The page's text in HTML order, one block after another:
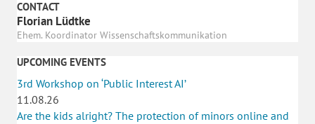
CONTACT
Florian Lüdtke
Ehem. Koordinator Wissenschaftskommunikation
UPCOMING EVENTS
3rd Workshop on ‘Public Interest AI’
11.08.26
Are the kids alright? The protection of minors online and